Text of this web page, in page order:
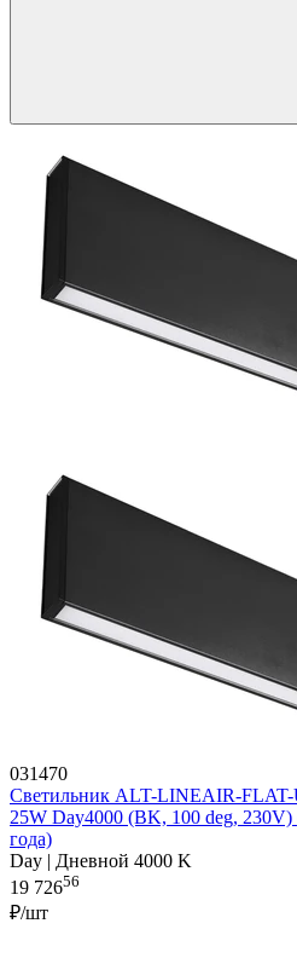
031470
Светильник ALT-LINEAIR-
25W Day4000 (BK, 100 deg,
года)
Day | Дневной 4000 K
19 72656
₽/шт